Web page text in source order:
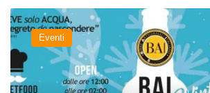
BAI
Beer
Fest
Winter
Edition,
Eventi